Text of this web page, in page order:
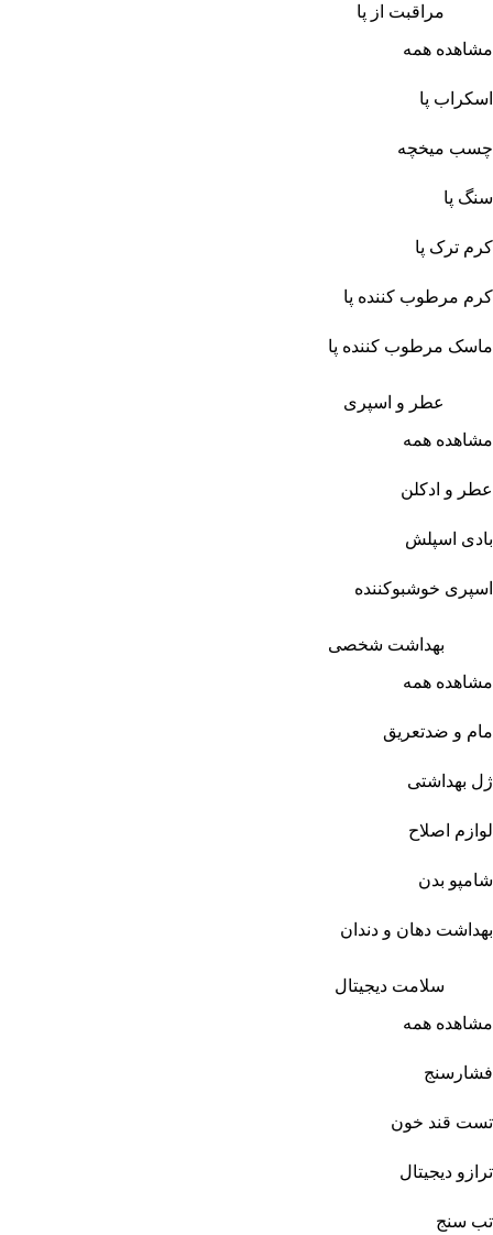
مراقبت از پا
مشاهده همه
اسکراب پا
چسب میخچه
سنگ پا
کرم ترک پا
کرم مرطوب کننده پا
ماسک مرطوب کننده پا
عطر و اسپری
مشاهده همه
عطر و ادکلن
بادی اسپلش
اسپری خوشبوکننده
بهداشت شخصی
مشاهده همه
مام و ضدتعریق
ژل بهداشتی
لوازم اصلاح
شامپو بدن
بهداشت دهان و دندان
سلامت دیجیتال
مشاهده همه
فشارسنج
تست قند خون
ترازو دیجیتال
تب سنج